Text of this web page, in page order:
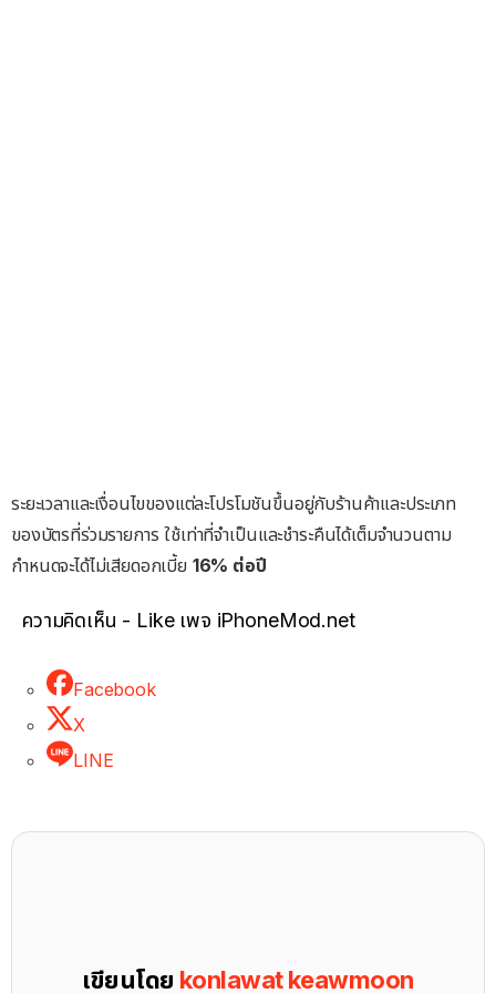
ระยะเวลาและเงื่อนไขของแต่ละโปรโมชันขึ้นอยู่กับร้านค้าและประเภท
ของบัตรที่ร่วมรายการ ใช้เท่าที่จำเป็นและชำระคืนได้เต็มจำนวนตาม
กำหนดจะได้ไม่เสียดอกเบี้ย 16% ต่อปี
ความคิดเห็น - Like เพจ iPhoneMod.net
Facebook
X
LINE
เขียนโดย konlawat keawmoon